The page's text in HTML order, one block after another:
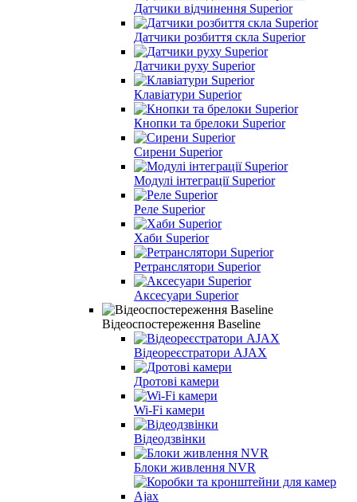
Датчики відчинення Superior
Датчики розбиття скла Superior
Датчики руху Superior
Клавіатури Superior
Кнопки та брелоки Superior
Сирени Superior
Модулі інтеграції Superior
Реле Superior
Хаби Superior
Ретранслятори Superior
Аксесуари Superior
Відеоспостереження Baseline
Відеореєстратори AJAX
Дротові камери
Wi-Fi камери
Відеодзвінки
Блоки живлення NVR